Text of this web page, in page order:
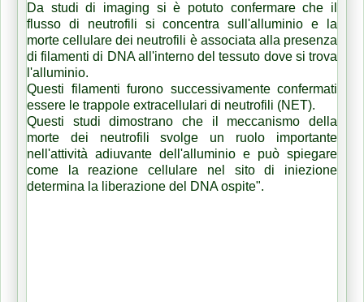
Da studi di imaging si è potuto confermare che il
flusso di neutrofili si concentra sull'alluminio e la
morte cellulare dei neutrofili è associata alla presenza
di filamenti di DNA all'interno del tessuto dove si trova
l'alluminio.
Questi filamenti furono successivamente confermati
essere le trappole extracellulari di neutrofili (NET).
Questi studi dimostrano che il meccanismo della
morte dei neutrofili svolge un ruolo importante
nell'attività adiuvante dell'alluminio e può spiegare
come la reazione cellulare nel sito di iniezione
determina la liberazione del DNA ospite".